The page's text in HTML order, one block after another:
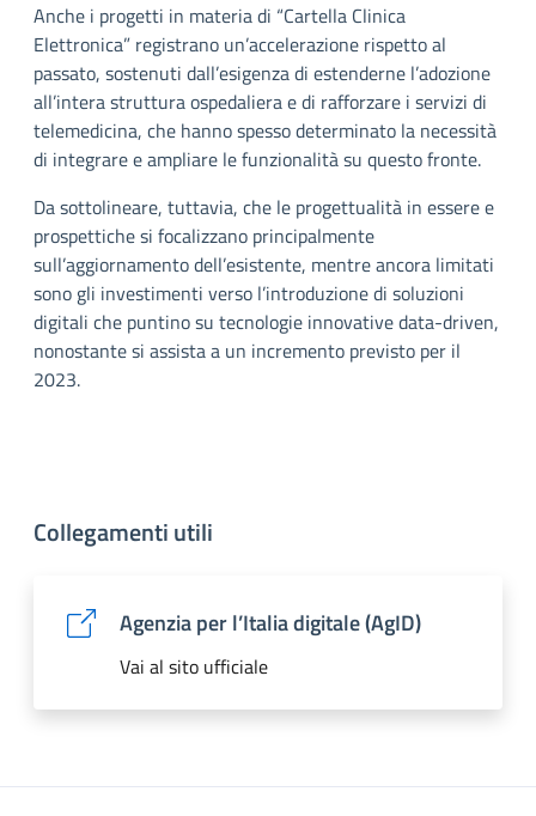
Anche i progetti in materia di “Cartella Clinica
Elettronica” registrano un’accelerazione rispetto al
passato, sostenuti dall’esigenza di estenderne l’adozione
all’intera struttura ospedaliera e di rafforzare i servizi di
telemedicina, che hanno spesso determinato la necessità
di integrare e ampliare le funzionalità su questo fronte.
Da sottolineare, tuttavia, che le progettualità in essere e
prospettiche si focalizzano principalmente
sull’aggiornamento dell’esistente, mentre ancora limitati
sono gli investimenti verso l’introduzione di soluzioni
digitali che puntino su tecnologie innovative data-driven,
nonostante si assista a un incremento previsto per il
2023.
Collegamenti utili
Agenzia per l’Italia digitale (AgID)
Vai al sito ufficiale